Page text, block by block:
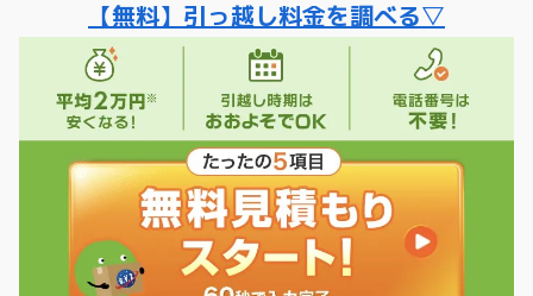
【無料】引っ越し料金を調べる▽